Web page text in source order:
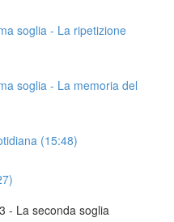
soglia - La ripetizione
soglia - La memoria del
(15:48)
- La seconda soglia